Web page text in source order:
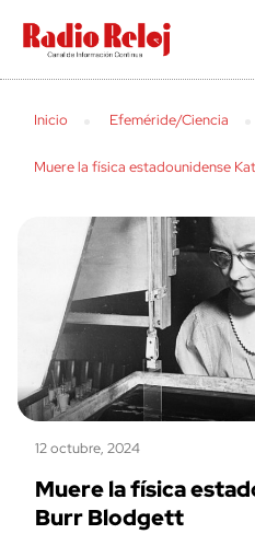
cerrar
Inicio Efeméride/Ciencia
Muere la física estadounidense
12 octubre, 2024
Muere la física
Burr Blodgett